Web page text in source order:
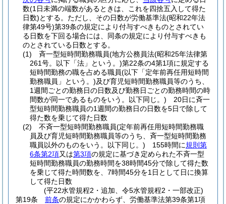
数(1日未満の端数があるときは、これを四捨五入して得た
日数)とする。 ただし、その日数が労働基準法(昭和22年法
律第49号)第39条の規定により付与すべきものとされてい
る日数を下回る場合には、同条の規定により付与すべきも
のとされている日数とする。
(1)
斉一型短時間勤務職員(地方公務員法(昭和25年法律第
261号。以下「法」という。)第22条の4第1項に規定する
短時間勤務の職を占める職員(以下「定年前再任用短時間
勤務職員」という。)及び育児短時間勤務職員等のうち、
1週間ごとの勤務日の日数及び勤務日ごとの勤務時間の時
間数が同一であるものをいう。以下同じ。) 20日に斉一
型短時間勤務職員の1週間の勤務日の日数を5日で除して
得た数を乗じて得た日数
(2)
不斉一型短時間勤務職員(定年前再任用短時間勤務職
員及び育児短時間勤務職員等のうち、斉一型短時間勤務
職員以外のものをいう。以下同じ。) 155時間に規則第
6条第2項又は第3項の規定に基づき定められた不斉一型
短時間勤務職員の勤務時間を38時間45分で除して得た数
を乗じて得た時間数を、7時間45分を1日として日に換算
して得た日数
(平22水管規程2・追加、令5水管規程2・一部改正)
第19条
前条の規定にかかわらず、労働基準法第39条第1項